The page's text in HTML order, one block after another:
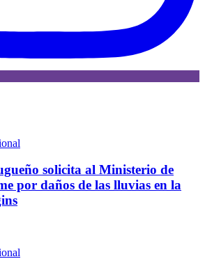
solicita al Ministerio de
por daños de las lluvias en la